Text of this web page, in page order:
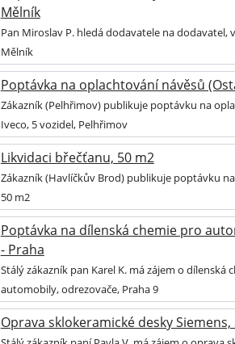
Mělník
Pan Miroslav P. hledá dodavatele na dodavatel,
Mělník
Poptávka na oplachtování návěsů
Zákazník (Pelhřimov) publikuje poptávku na
Iveco, 5 vozidel, Pelhřimov
Likvidaci břečťanu, 50 m2
Zákazník (Havlíčkův Brod) publikuje poptávku
50 m2
Poptávka na dílenská chemie pro
- Praha
Stálý zákazník pan Karel K. má zájem o dílenská
automobily, odrezovače, Praha 9
Oprava sklokeramické desky Siemens,